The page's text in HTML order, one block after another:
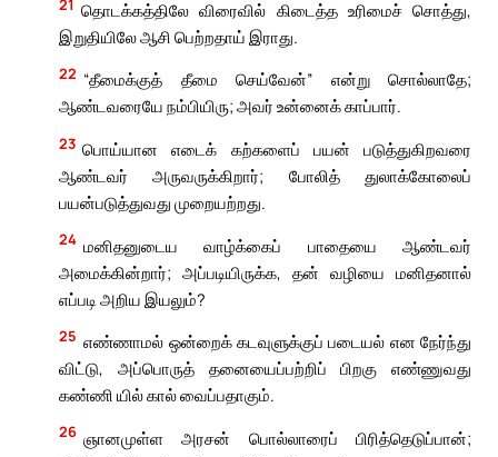
தொடக்கத்திலே விரைவில் கிடைத்த உரிமைச் சொத்து,
இறுதியிலே ஆசி பெற்றதாய் இராது.
22 “தீமைக்குத் தீமை செய்வேன்” என்று சொல்லாதே;
ஆண்டவரையே நம்பியிரு; அவர் உன்னைக் காப்பார்.
23 பொய்யான எடைக் கற்களைப் பயன் படுத்துகிறவரை
ஆண்டவர் அருவருக்கிறார்; போலித் துலாக்கோலைப்
பயன்படுத்துவது முறையற்றது.
24 மனிதனுடைய வாழ்க்கைப் பாதையை ஆண்டவர்
அமைக்கின்றார்; அப்படியிருக்க, தன் வழியை மனிதனால்
எப்படி அறிய இயலும்?
25 எண்ணாமல் ஒன்றைக் கடவுளுக்குப் படையல் என நேர்ந்து
விட்டு, அப்பொருத் தனையைப்பற்றிப் பிறகு எண்ணுவது
கண்ணி யில் கால் வைப்பதாகும்.
26 ஞானமுள்ள அரசன் பொல்லாரைப் பிரித்தெடுப்பான்;